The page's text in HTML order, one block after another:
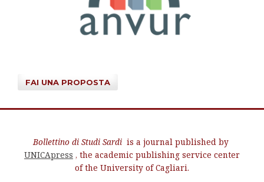
FAI UNA PROPOSTA
Bollettino di Studi Sardi is a journal published by
UNICApress , the academic publishing service center
of the University of Cagliari.